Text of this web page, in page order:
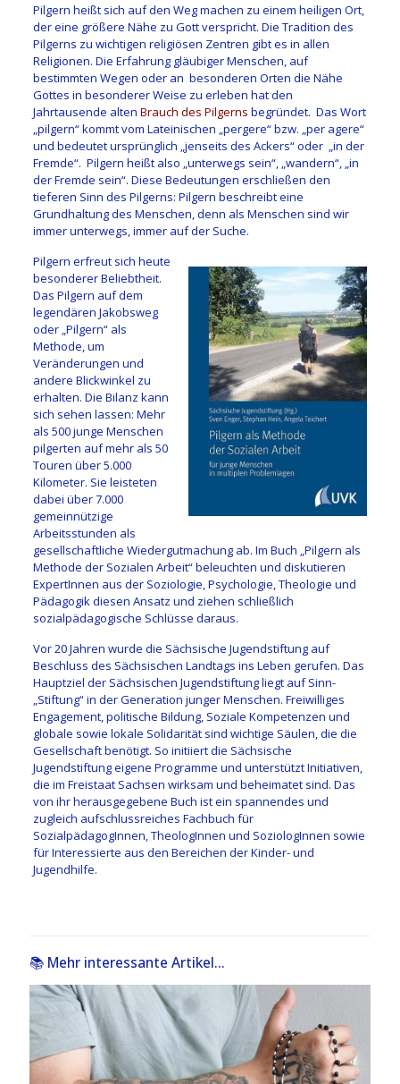
Pilgern heißt sich auf den Weg machen zu einem heiligen Ort,
der eine größere Nähe zu Gott verspricht. Die Tradition des
Pilgerns zu wichtigen religiösen Zentren gibt es in allen
Religionen. Die Erfahrung gläubiger Menschen, auf
bestimmten Wegen oder an besonderen Orten die Nähe
Gottes in besonderer Weise zu erleben hat den
Jahrtausende alten Brauch des Pilgerns begründet. Das Wort
„pilgern“ kommt vom Lateinischen „pergere“ bzw. „per agere“
und bedeutet ursprünglich „jenseits des Ackers“ oder „in der
Fremde“. Pilgern heißt also „unterwegs sein“, „wandern“, „in
der Fremde sein“. Diese Bedeutungen erschließen den
tieferen Sinn des Pilgerns: Pilgern beschreibt eine
Grundhaltung des Menschen, denn als Menschen sind wir
immer unterwegs, immer auf der Suche.
Pilgern erfreut sich heute
besonderer Beliebtheit.
Das Pilgern auf dem
legendären Jakobsweg
oder „Pilgern“ als
Methode, um
Veränderungen und
andere Blickwinkel zu
erhalten. Die Bilanz kann
sich sehen lassen: Mehr
als 500 junge Menschen
pilgerten auf mehr als 50
Touren über 5.000
Kilometer. Sie leisteten
dabei über 7.000
gemeinnützige
Arbeitsstunden als
gesellschaftliche Wiedergutmachung ab. Im Buch „Pilgern als
Methode der Sozialen Arbeit“ beleuchten und diskutieren
ExpertInnen aus der Soziologie, Psychologie, Theologie und
Pädagogik diesen Ansatz und ziehen schließlich
sozialpädagogische Schlüsse daraus.
Vor 20 Jahren wurde die Sächsische Jugendstiftung auf
Beschluss des Sächsischen Landtags ins Leben gerufen. Das
Hauptziel der Sächsischen Jugendstiftung liegt auf Sinn-
„Stiftung“ in der Generation junger Menschen. Freiwilliges
Engagement, politische Bildung, Soziale Kompetenzen und
globale sowie lokale Solidarität sind wichtige Säulen, die die
Gesellschaft benötigt. So initiiert die Sächsische
Jugendstiftung eigene Programme und unterstützt Initiativen,
die im Freistaat Sachsen wirksam und beheimatet sind. Das
von ihr herausgegebene Buch ist ein spannendes und
zugleich aufschlussreiches Fachbuch für
SozialpädagogInnen, TheologInnen und SoziologInnen sowie
für Interessierte aus den Bereichen der Kinder- und
Jugendhilfe.
📚 Mehr interessante Artikel...